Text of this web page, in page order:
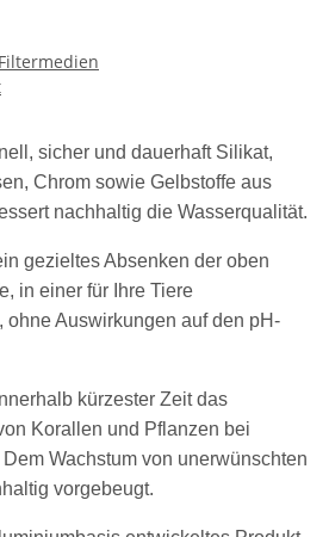
sicher und dauerhaft Silikat,
Chrom sowie Gelbstoffe aus
nachhaltig die Wasserqualität.
gezieltes Absenken der oben
in einer für Ihre Tiere
ohne Auswirkungen auf den pH-
kürzester Zeit das
Korallen und Pflanzen bei
Wachstum von unerwünschten
vorgebeugt.